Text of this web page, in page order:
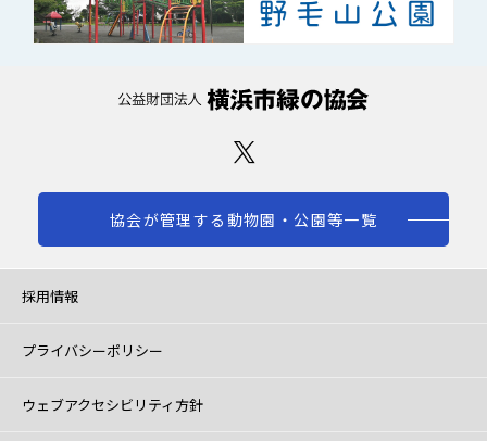
協会が管理する動物園・公園等一覧
採用情報
プライバシーポリシー
ウェブアクセシビリティ方針